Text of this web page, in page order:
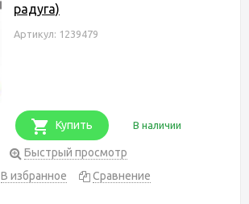
радуга)
Артикул: 1239479
Купить В наличии
Быстрый просмотр
В избранное
Сравнение